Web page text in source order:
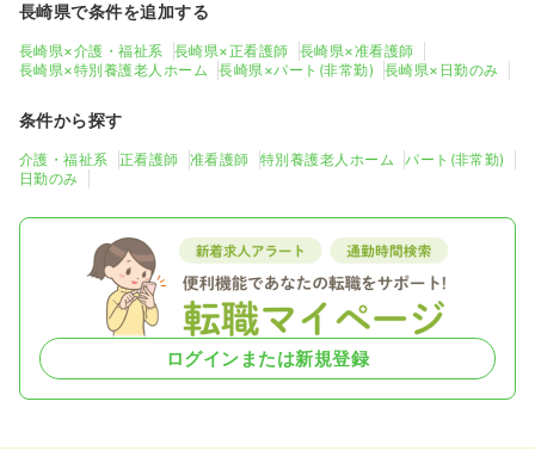
長崎県で条件を追加する
長崎県×介護・福祉系 長崎県×正看護師
長崎県×准看護師
長崎県×特別養護老人ホーム
長崎県×パート(非常勤) 長崎県×日勤のみ
条件から探す
介護・福祉系 正看護師 准看護師 特別養護老人ホーム
パート(非常勤)
日勤のみ
ログインまたは新規登録